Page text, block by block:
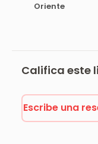
Oriente
Califica este
Escribe una